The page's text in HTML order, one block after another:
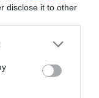
disclose it to other